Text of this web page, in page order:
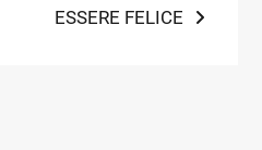
post:ESSERE FELICE